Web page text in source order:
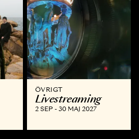
ÖVRIGT
Livestreaming
2 SEP - 30 MAJ 2027